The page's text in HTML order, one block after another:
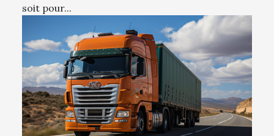
soit pour...